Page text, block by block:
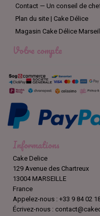
Contact — Un conseil de
Plan du site | Cake Délice
Magasin Cake Délice
Votre compte
Informations
Cake Delice
129 Avenue des Chartreux
13004 MARSEILLE
France
Appelez-nous : +33 9 84 02
Écrivez-nous :